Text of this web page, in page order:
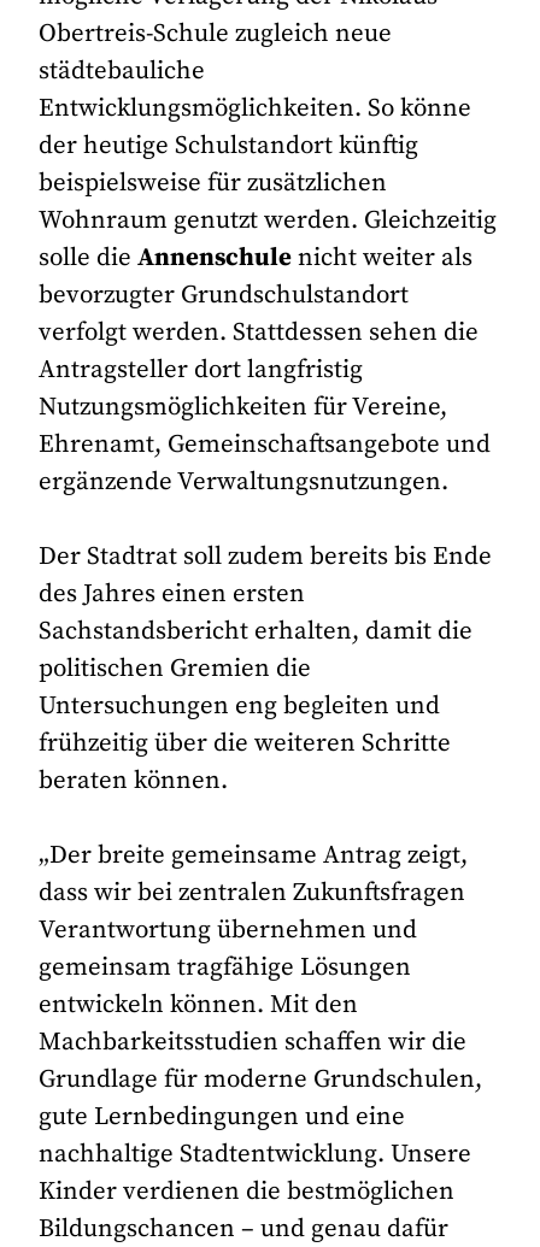
Obertreis-Schule zugleich neue
städtebauliche
Entwicklungsmöglichkeiten. So könne
der heutige Schulstandort künftig
beispielsweise für zusätzlichen
Wohnraum genutzt werden. Gleichzeitig
solle dieAnnenschulenicht weiter als
bevorzugter Grundschulstandort
verfolgt werden. Stattdessen sehen die
Antragsteller dort langfristig
Nutzungsmöglichkeiten für Vereine,
Ehrenamt, Gemeinschaftsangebote und
ergänzende Verwaltungsnutzungen.
Der Stadtrat soll zudem bereits bis Ende
des Jahres einen ersten
Sachstandsbericht erhalten, damit die
politischen Gremien die
Untersuchungen eng begleiten und
frühzeitig über die weiteren Schritte
beraten können.
„Der breite gemeinsame Antrag zeigt,
dass wir bei zentralen Zukunftsfragen
Verantwortung übernehmen und
gemeinsam tragfähige Lösungen
entwickeln können. Mit den
Machbarkeitsstudien schaffen wir die
Grundlage für moderne Grundschulen,
gute Lernbedingungen und eine
nachhaltige Stadtentwicklung. Unsere
Kinder verdienen die bestmöglichen
Bildungschancen – und genau dafür